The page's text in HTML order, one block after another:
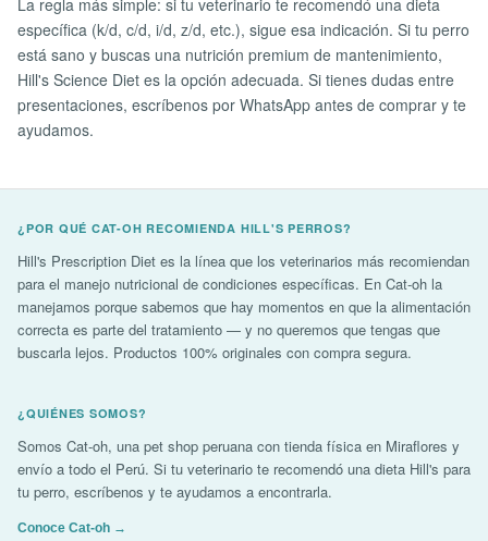
La regla más simple: si tu veterinario te recomendó una dieta
específica (k/d, c/d, i/d, z/d, etc.), sigue esa indicación. Si tu perro
está sano y buscas una nutrición premium de mantenimiento,
Hill's Science Diet es la opción adecuada. Si tienes dudas entre
presentaciones, escríbenos por WhatsApp antes de comprar y te
ayudamos.
¿POR QUÉ CAT-OH RECOMIENDA HILL'S PERROS?
Hill's Prescription Diet es la línea que los veterinarios más recomiendan
para el manejo nutricional de condiciones específicas. En Cat-oh la
manejamos porque sabemos que hay momentos en que la alimentación
correcta es parte del tratamiento — y no queremos que tengas que
buscarla lejos. Productos 100% originales con compra segura.
¿QUIÉNES SOMOS?
Somos Cat-oh, una pet shop peruana con tienda física en Miraflores y
envío a todo el Perú. Si tu veterinario te recomendó una dieta Hill's para
tu perro, escríbenos y te ayudamos a encontrarla.
Conoce Cat-oh →